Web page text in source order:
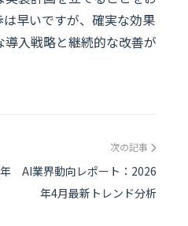
早いですが、確実な効果
入戦略と継続的な改善が
次の記事
AI業界動向レポート：2026
年4月最新トレンド分析